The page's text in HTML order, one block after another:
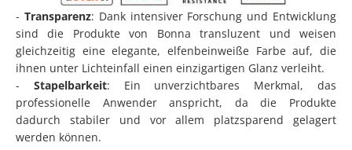
- Transparenz: Dank intensiver Forschung und Entwicklung
sind die Produkte von Bonna transluzent und weisen
gleichzeitig eine elegante, elfenbeinweiße Farbe auf, die
ihnen unter Lichteinfall einen einzigartigen Glanz verleiht.
- Stapelbarkeit: Ein unverzichtbares Merkmal, das
professionelle Anwender anspricht, da die Produkte
dadurch stabiler und vor allem platzsparend gelagert
werden können.